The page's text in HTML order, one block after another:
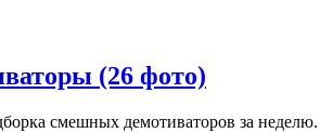
(26 фото)
смешных демотиваторов за неделю.